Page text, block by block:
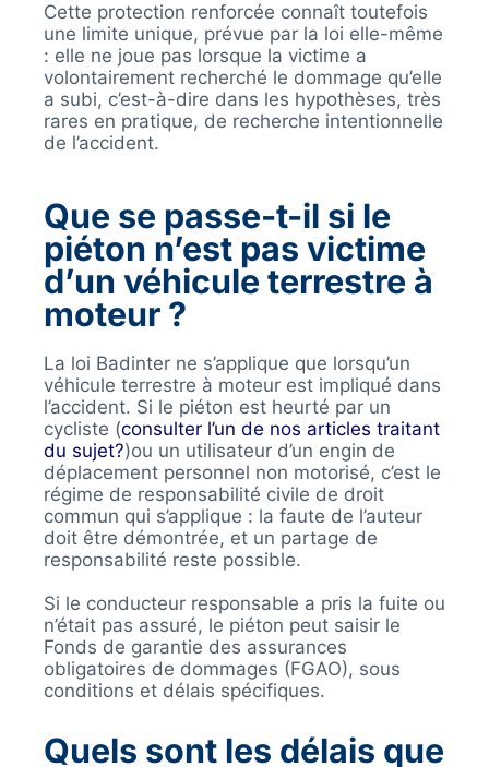
Cette protection renforcée connaît toutefois
une limite unique, prévue par la loi elle-même
: elle ne joue pas lorsque la victime a
volontairement recherché le dommage qu’elle
a subi, c’est-à-dire dans les hypothèses, très
rares en pratique, de recherche intentionnelle
de l’accident.
Que se passe-t-il si le
piéton n’est pas victime
d’un véhicule terrestre à
moteur ?
La loi Badinter ne s’applique que lorsqu’un
véhicule terrestre à moteur est impliqué dans
l’accident. Si le piéton est heurté par un
cycliste (consulter l’un de nos articles traitant
du sujet?)ou un utilisateur d’un engin de
déplacement personnel non motorisé, c’est le
régime de responsabilité civile de droit
commun qui s’applique : la faute de l’auteur
doit être démontrée, et un partage de
responsabilité reste possible.
Si le conducteur responsable a pris la fuite ou
n’était pas assuré, le piéton peut saisir le
Fonds de garantie des assurances
obligatoires de dommages (FGAO), sous
conditions et délais spécifiques.
Quels sont les délais que